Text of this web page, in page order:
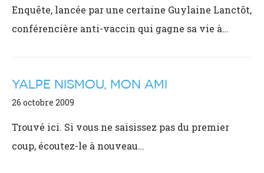
Enquête, lancée par une certaine Guylaine Lanctôt,
conférencière anti-vaccin qui gagne sa vie à…
YALPE NISMOU, MON AMI
26 octobre 2009
Trouvé ici. Si vous ne saisissez pas du premier
coup, écoutez-le à nouveau…